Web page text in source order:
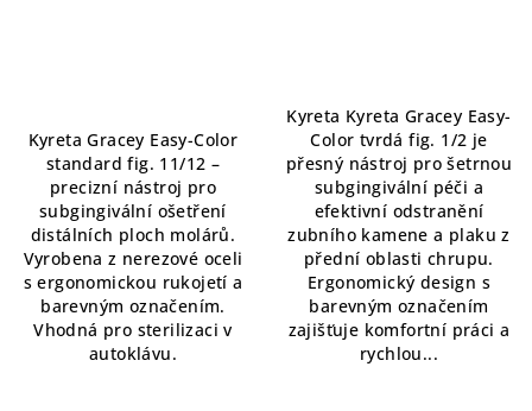
Kyreta Gracey Easy-Color
standard fig. 11/12 –
precizní nástroj pro
subgingivální ošetření
distálních ploch molárů.
Vyrobena z nerezové oceli
s ergonomickou rukojetí a
barevným označením.
Vhodná pro sterilizaci v
autoklávu.
Kyreta Kyreta Gracey Easy-
Color tvrdá fig. 1/2 je
přesný nástroj pro šetrnou
subgingivální péči a
efektivní odstranění
zubního kamene a plaku z
přední oblasti chrupu.
Ergonomický design s
barevným označením
zajišťuje komfortní práci a
rychlou...